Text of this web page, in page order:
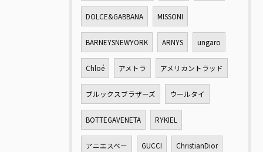
DOLCE&GABBANA MISSONI
BARNEYSNEWYORK ARNYS ungaro
Chloé アメトラ アメリカントラッド
ブルックスブラザーズ ウールタイ
BOTTEGAVENETA RYKIEL
アニエスベー GUCCI ChristianDior